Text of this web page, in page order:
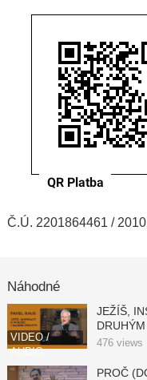
Č.Ú. 2201864461 / 2010
Náhodné
VIDEO /
AUDIO
JEŽÍŠ,
476views
PROČ